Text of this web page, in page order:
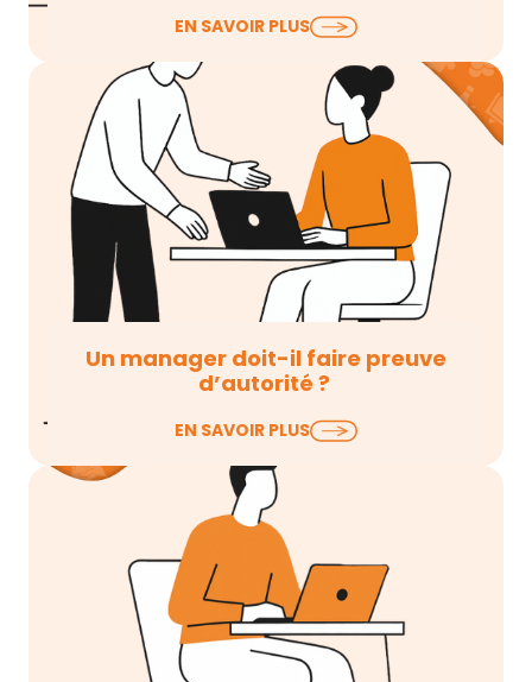
L’une des principales difficultés que rencontrent
les managers lors du traitement des situations
d’accompagnement de…
EN SAVOIR PLUS
Un manager doit-il faire preuve
d’autorité ?
Dans un contexte où la place et le rôle du
manager évoluent, la question de l’autorité…
EN SAVOIR PLUS